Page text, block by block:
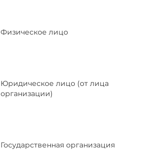
Физическое лицо
Юридическое лицо (от лица
организации)
Государственная организация